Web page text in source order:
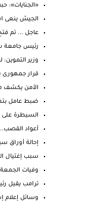
«الجنايات»: حبس 3 رجال أعمال 10 سنوات
الجيش ينعى
عاجل ... تم
رئيس جامعة
وزير
قرار جمهورى
الأمن يكشف
ضبط عامل
السيطرة على
أعواد
إحالة أوراق
سبب إغتيال
وفيات الجمعة 21 فبراير
ترامب يقيل
وسائل إعلام